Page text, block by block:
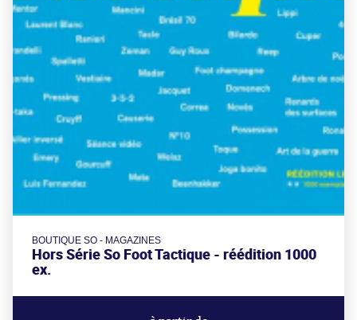
BOUTIQUE SO - MAGAZINES
Hors Série So Foot Tactique - réédition 1000
ex.